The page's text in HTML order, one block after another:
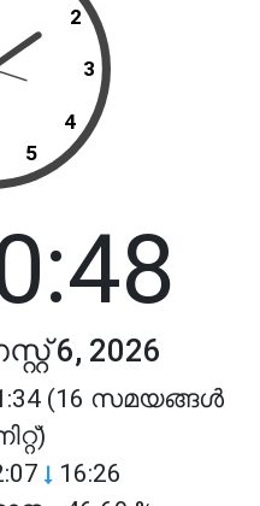
5
4
3
2
6, 2026
(16 സമയങ്ങൾ
16:26